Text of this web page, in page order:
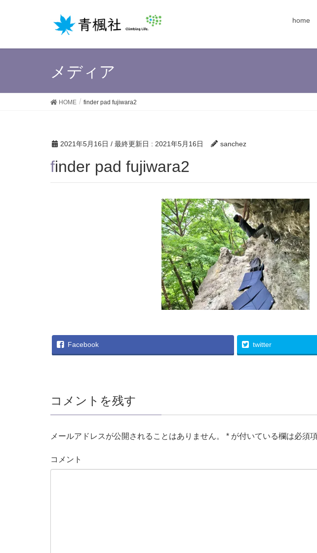
home
メディア
HOME finder pad fujiwara2
2021年5月16日 / 最終更新日 : 2021年5月16日 sanchez
finder pad fujiwara2
Facebook twitter
コメントを残す
メールアドレスが公開されることはありません。 * が付いている欄は必須
コメント